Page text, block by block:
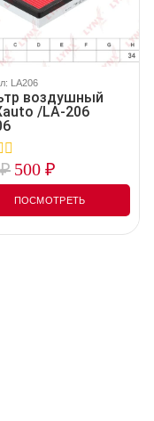
LA206
воздушный
/LA-206
₽ 500 ₽
ПОСМОТРЕТЬ